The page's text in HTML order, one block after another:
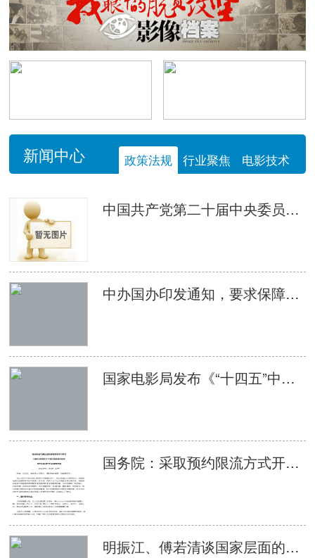
新闻中心 政策法规 行业聚焦 电影技术
中国共产党第二十届中央委员会第四次全体会议公报
中办国办印发通知，要求保障每名中小学生每学期至少观看2次优秀影片
国家电影局发布《“十四五”中国电影发展规划》
国务院：采取预约限流方式开放影剧院等娱乐场所
明振江、傅若清谈国家层面的电影扶持政策： 要把政策激励转化为推动产业高质量发展的动力